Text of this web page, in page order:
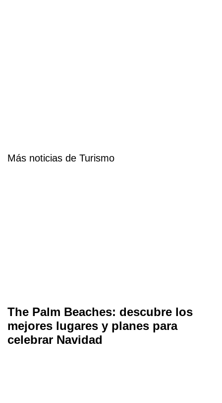
Más noticias de Turismo
The Palm Beaches: descubre los
mejores lugares y planes para
celebrar Navidad